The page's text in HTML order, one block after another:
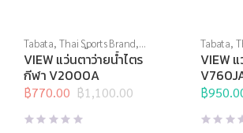
Tabata, Thai Sports Brand,
View,กีฬาทางน้ำ,แว่นตาว่าย
น้ำ,แว่นตาว่ายน้ำแข่งขัน
VIEW แว่นตาว่ายน้ำไตร
กีฬา V2000A
฿1,100.00
Original
price
was:
฿770.00
Current
price
is:
Tabata,
View,กีฬ
น้ำ,แว่นต
แว่นตาว่า
VIEW
฿